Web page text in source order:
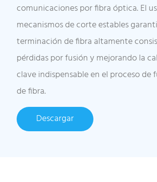
comunicaciones por fibra óptica. El
mecanismos de corte estables
terminación de fibra altamente
pérdidas por fusión y mejorando la
clave indispensable en el proceso
de fibra.
Descargar